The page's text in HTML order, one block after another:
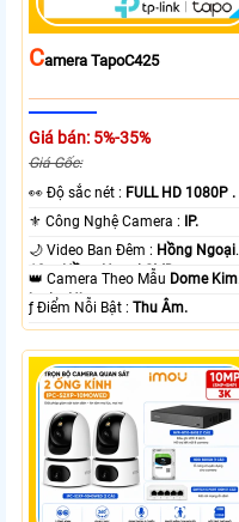
CAmera TapoC425
Giá bán: 5%-35%
Giá Gốc:
️👀 Độ sắc nét : FULL HD 1080P .
⚜️ Công Nghệ Camera : IP.
🌙 Video Ban Đêm : Hồng Ngoại
10m Hồng Ngoại SMD.
👑 Camera Theo Mẫu Dome Kim
loại + Nhựa.
️ƒ Điểm Nỗi Bật :Thu Âm.